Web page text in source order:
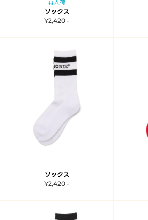
再入荷
ソックス
¥2,420 -
ソックス
¥2,420 -